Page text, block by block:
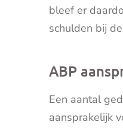
bleef er
schulden bij
ABP
Een aantal
aansprakelijk